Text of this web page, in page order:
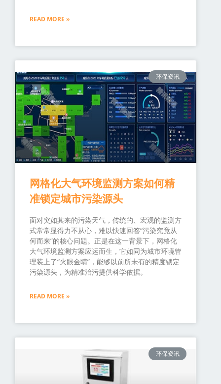
READ MORE »
环保资讯
网格化大气环境监测方案如何精
准锁定城市污染源头
面对突如其来的污染天气，传统的、宏观的监测方
式常常显得力不从心，难以快速回答“污染究竟从
何而来”的核心问题。正是在这一背景下，网格化
大气环境监测方案应运而生，它如同为城市环境管
理装上了“火眼金睛”，能够以前所未有的精度锁定
污染源头，为精准治污提供科学依据。
READ MORE »
环保资讯